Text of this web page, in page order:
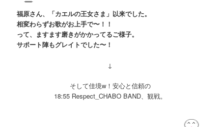
福原さん、「カエルの王女さま」以来でした。
相変わらずお歌がお上手で〜！！
って、ますます磨きがかかってるご様子。
サポート陣もグレイトでした〜！
↓
そして佳境w！安心と信頼の
18:55 Respect_CHABO BAND、観戦。